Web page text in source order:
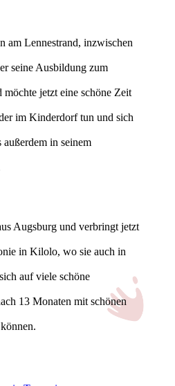
am Lennestrand, inzwischen
seine Ausbildung zum
möchte jetzt eine schöne Zeit
im Kinderdorf tun und sich
in seinem
Augsburg und verbringt jetzt
in Kilolo, wo sie auch in
auf viele schöne
13 Monaten mit schönen